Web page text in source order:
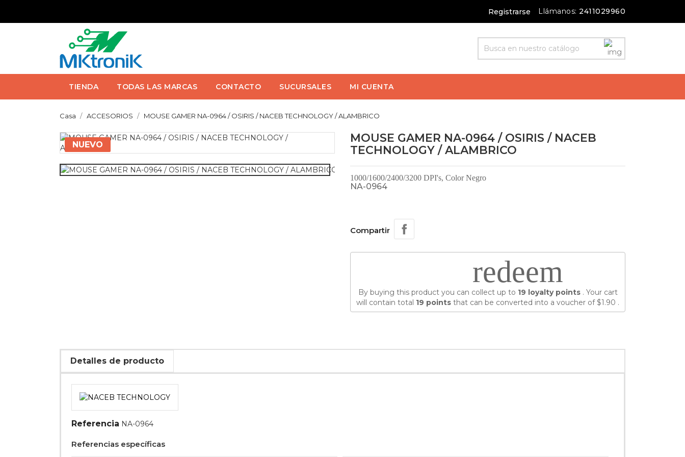
Registrarse Llámanos: 2411029960
TIENDA TODAS LAS MARCAS CONTACTO SUCURSALES MI CUENTA
Casa ACCESORIOS MOUSE GAMER NA-0964 / OSIRIS / NACEB TECHNOLOGY / ALAMBRICO
NUEVO
MOUSE GAMER NA-0964 / OSIRIS / NACEB
TECHNOLOGY / ALAMBRICO
1000/1600/2400/3200 DPI's, Color Negro
NA-0964
Compartir
redeem
By buying this product you can collect up to 19 loyalty points. Your cart
will contain total 19 points that can be converted into a voucher of$1.90 .
Detalles de producto
Referencia NA-0964
Referencias específicas